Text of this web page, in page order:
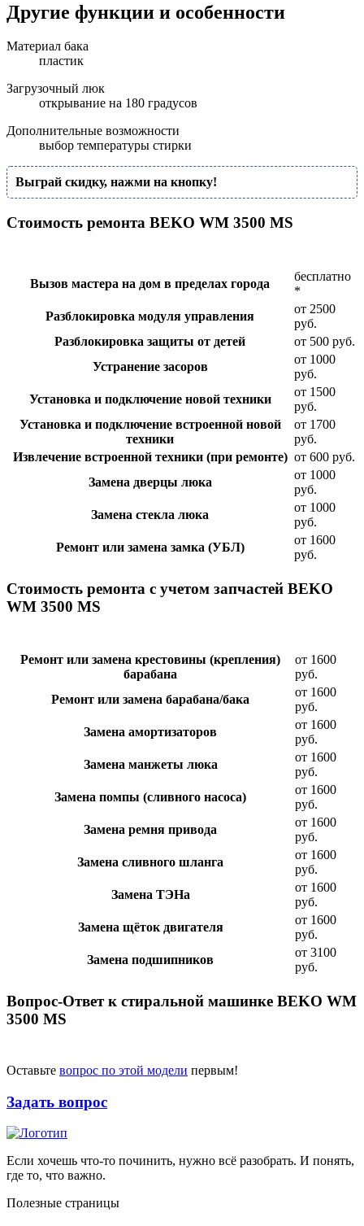
Другие функции и особенности
Материал бака
пластик
Загрузочный люк
открывание на 180 градусов
Дополнительные возможности
выбор температуры стирки
Выграй скидку, нажми на кнопку!
Стоимость ремонта BEKO WM 3500 MS
Вызов мастера на дом в пределах города
бесплатно
*
Разблокировка модуля управления
от 2500
руб.
Разблокировка защиты от детей
от 500 руб.
Устранение засоров
от 1000
руб.
Установка и подключение новой техники
от 1500
руб.
Установка и подключение встроенной новой
техники
от 1700
руб.
Извлечение встроенной техники (при ремонте) от 600 руб.
Замена дверцы люка
от 1000
руб.
Замена стекла люка
от 1000
руб.
Ремонт или замена замка (УБЛ)
от 1600
руб.
Стоимость ремонта с учетом запчастей BEKO
WM 3500 MS
Ремонт или замена крестовины (крепления)
барабана
от 1600
руб.
Ремонт или замена барабана/бака
от 1600
руб.
Замена амортизаторов
от 1600
руб.
Замена манжеты люка
от 1600
руб.
Замена помпы (сливного насоса)
от 1600
руб.
Замена ремня привода
от 1600
руб.
Замена сливного шланга
от 1600
руб.
Замена ТЭНа
от 1600
руб.
Замена щёток двигателя
от 1600
руб.
Замена подшипников
от 3100
руб.
Вопрос-Ответ к стиральной машинке BEKO WM
3500 MS
Оставьте вопрос по этой модели первым!
Задать вопрос
Если хочешь что-то починить, нужно всё разобрать. И понять,
где то, что важно.
Полезные страницы